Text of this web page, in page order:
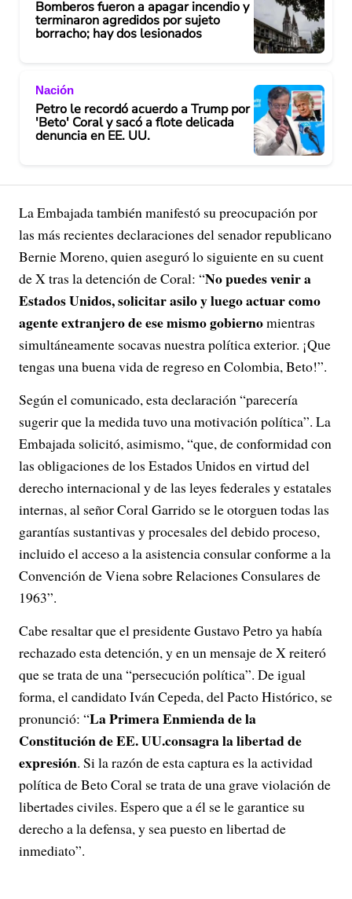
Bomberos fueron a apagar incendio y
terminaron agredidos por sujeto
borracho; hay dos lesionados
Nación
Petro le recordó acuerdo a Trump por
'Beto' Coral y sacó a flote delicada
denuncia en EE. UU.
La Embajada también manifestó su preocupación por
las más recientes declaraciones del senador republicano
Bernie Moreno, quien aseguró lo siguiente en su cuent
de X tras la detención de Coral: “No puedes venir a
Estados Unidos, solicitar asilo y luego actuar como
agente extranjero de ese mismo gobiernomientras
simultáneamente socavas nuestra política exterior. ¡Que
tengas una buena vida de regreso en Colombia, Beto!”.
Según el comunicado, esta declaración “parecería
sugerir que la medida tuvo una motivación política”. La
Embajada solicitó, asimismo, “que, de conformidad con
las obligaciones de los Estados Unidos en virtud del
derecho internacional y de las leyes federales y estatales
internas, al señor Coral Garrido se le otorguen todas las
garantías sustantivas y procesales del debido proceso,
incluido el acceso a la asistencia consular conforme a la
Convención de Viena sobre Relaciones Consulares de
1963”.
Cabe resaltar que el presidente Gustavo Petro ya había
rechazado esta detención, y en un mensaje de X reiteró
que se trata de una “persecución política”. De igual
forma, el candidato Iván Cepeda, del Pacto Histórico, se
pronunció: “La Primera Enmienda de la
Constitución de EE. UU.consagra la libertad de
expresión. Si la razón de esta captura es la actividad
política de Beto Coral se trata de una grave violación de
libertades civiles. Espero que a él se le garantice su
derecho a la defensa, y sea puesto en libertad de
inmediato”.